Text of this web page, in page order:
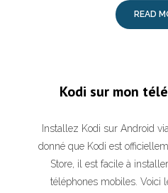
READ
Kodi sur mon
Installez Kodi sur Android
donné que Kodi est
Store, il est facile à
téléphones mobiles. Voici